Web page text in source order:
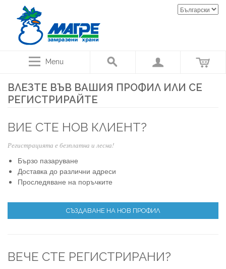
Menu
ВЛЕЗТЕ ВЪВ ВАШИЯ ПРОФИЛ ИЛИ СЕ
РЕГИСТРИРАЙТЕ
ВИЕ СТЕ НОВ КЛИЕНТ?
Регистрацията е безплатна и лесна!
Бързо пазаруване
Доставка до различни адреси
Проследяване на поръчките
СЪЗДАВАНЕ НА НОВ ПРОФИЛ
ВЕЧЕ СТЕ РЕГИСТРИРАНИ?